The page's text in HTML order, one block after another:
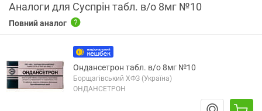
Аналоги для Суспрін табл. в/о 8мг №10
Повний аналог
Ондансетрон табл. в/о 8мг №10
Борщагівський ХФЗ (Україна)
ОНДАНСЕТРОН